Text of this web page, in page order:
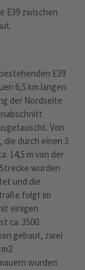
E39 zwischen
E39
6,5 km langen
der Nordseite
Von
die durch einen 3
14,5 m von der
wurden
und die
folgt im
einigen
ca. 3500.
gebaut, zwei
wurden